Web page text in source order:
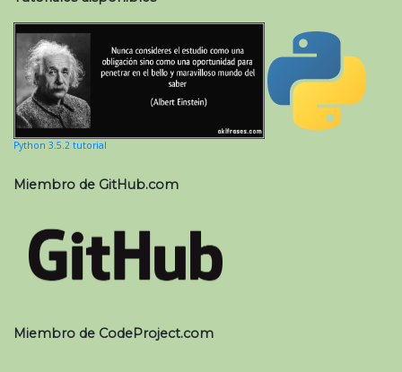
Python 3.5.2 tutorial
Miembro de GitHub.com
Miembro de CodeProject.com